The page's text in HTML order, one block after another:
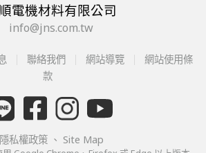
電機材料有限公司
info@jns.com.tw
聯絡我們 網站導覽
網站使用條
款
隱私權政策 、 Site Map